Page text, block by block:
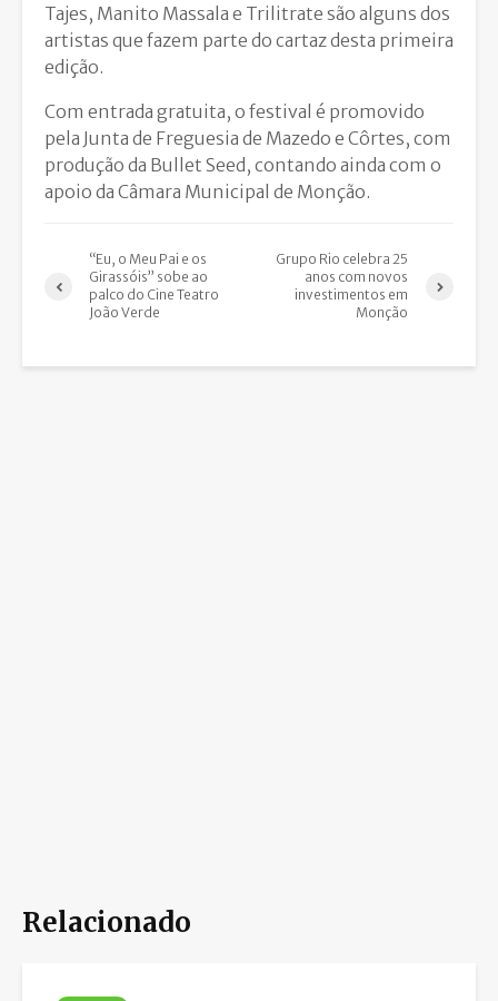
Tajes, Manito Massala e Trilitrate são alguns dos
artistas que fazem parte do cartaz desta primeira
edição.
Com entrada gratuita, o festival é promovido
pela Junta de Freguesia de Mazedo e Côrtes, com
produção da Bullet Seed, contando ainda com o
apoio da Câmara Municipal de Monção.
“Eu, o Meu Pai e os
Girassóis” sobe ao
palco do Cine Teatro
João Verde
Grupo Rio celebra 25
anos com novos
investimentos em
Monção
Relacionado